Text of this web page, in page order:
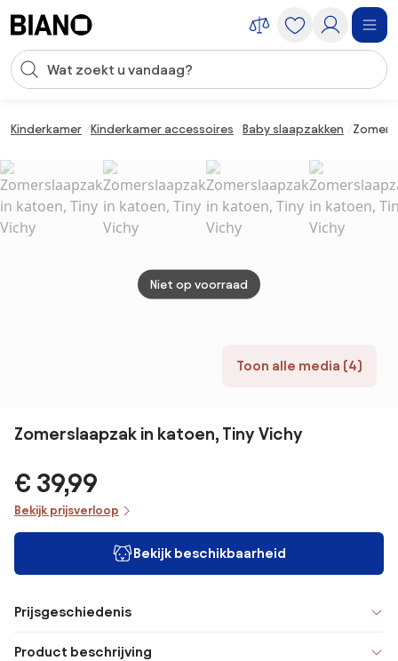
Zoekopdracht invoeren
Kinderkamer Kinderkamer accessoires Baby slaapzakken
Toon alle media (4)
Niet op voorraad
Zomerslaapzak in katoen, Tiny Vichy
€ 39,99
Bekijk prijsverloop
Bekijk beschikbaarheid
Prijsgeschiedenis
Product beschrijving